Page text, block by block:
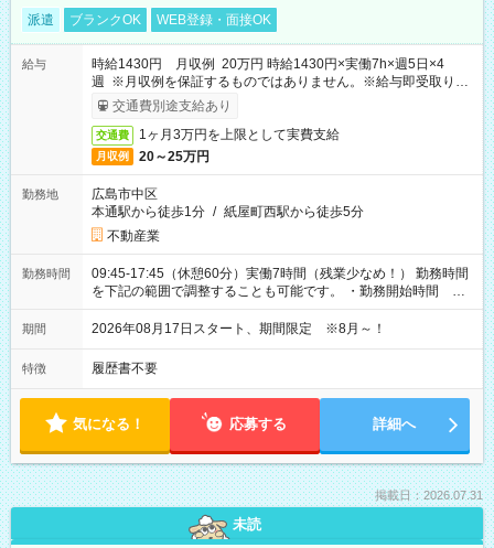
派遣 ブランクOK WEB登録・面接OK
給与
時給1430円 月収例 20万円 時給1430円×実働7h×週5日×4
週 ※月収例を保証するものではありません。※給与即受取りサ
ービス利用可（利用条件有）
交通費別途支給あり
交通費 1ヶ月3万円を上限として実費支給
月収例 20～25万円
勤務地
広島市中区
本通駅から徒歩1分 / 紙屋町西駅から徒歩5分
不動産業
勤務時間
09:45-17:45（休憩60分）実働7時間（残業少なめ！） 勤務時間
を下記の範囲で調整することも可能です。 ・勤務開始時間
09:45～12:30 ・勤務終了時間 15:45～18:30 ・実働 05:00～
07:45
期間 2026年08月17日スタート、期間限定 ※8月～！
特徴 履歴書不要
気になる！ 応募する 詳細へ
掲載日：2026.07.31
未読